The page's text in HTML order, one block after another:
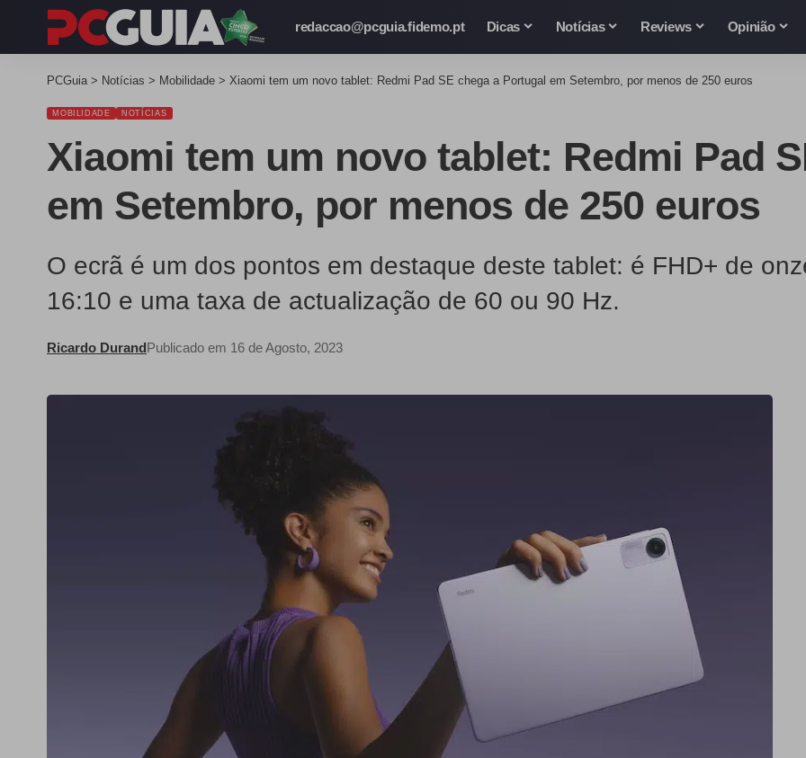
redaccao@pcguia.fidemo.pt Dicas Notícias Reviews Opinião
PCGuia > Notícias > Mobilidade > Xiaomi tem um novo tablet: Redmi Pad SE chega a Portugal em Setembro, por menos de 250 euros
MOBILIDADE NOTÍCIAS
Xiaomi tem um novo tablet: Redmi Pad
em Setembro, por menos de 250 euros
O ecrã é um dos pontos em destaque deste tablet: é FHD+ de
16:10 e uma taxa de actualização de 60 ou 90 Hz.
Ricardo DurandPublicado em 16 de Agosto, 2023